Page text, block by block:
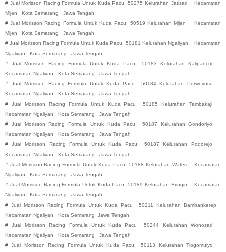
# Jual Morisson Racing Formula Untuk Kuda Pacu 50275 Kelurahan Jatisari
Kecamatan
Mijen
Kota Semarang
Jawa Tengah
# Jual Morisson Racing Formula Untuk Kuda Pacu 50519 Kelurahan Mijen
Kecamatan
Mijen
Kota Semarang
Jawa Tengah
# Jual Morisson Racing Formula Untuk Kuda Pacu 50181 Kelurahan Ngaliyan
Kecamatan
Ngaliyan
Kota Semarang
Jawa Tengah
#
Jual Morisson Racing Formula Untuk Kuda Pacu
50183 Kelurahan Kalipancur
Kecamatan Ngaliyan
Kota Semarang
Jawa Tengah
#
Jual Morisson Racing Formula Untuk Kuda Pacu
50184 Kelurahan Purwoyoso
Kecamatan Ngaliyan
Kota Semarang
Jawa Tengah
#
Jual Morisson Racing Formula Untuk Kuda Pacu
50185 Kelurahan Tambakaji
Kecamatan Ngaliyan
Kota Semarang
Jawa Tengah
#
Jual Morisson Racing Formula Untuk Kuda Pacu
50187 Kelurahan Gondoriyo
Kecamatan Ngaliyan
Kota Semarang
Jawa Tengah
#
Jual Morisson Racing Formula Untuk Kuda Pacu
50187 Kelurahan Podorejo
Kecamatan Ngaliyan
Kota Semarang
Jawa Tengah
# Jual Morisson Racing Formula Untuk Kuda Pacu 50188 Kelurahan Wates
Kecamatan
Ngaliyan
Kota Semarang
Jawa Tengah
# Jual Morisson Racing Formula Untuk Kuda Pacu 50189 Kelurahan Bringin
Kecamatan
Ngaliyan
Kota Semarang
Jawa Tengah
# Jual Morisson Racing Formula Untuk Kuda Pacu
50211 Kelurahan Bambankerep
Kecamatan Ngaliyan
Kota Semarang
Jawa Tengah
#
Jual Morisson Racing Formula Untuk Kuda Pacu
50244 Kelurahan Wonosari
Kecamatan Ngaliyan
Kota Semarang
Jawa Tengah
# Jual Morisson Racing Formula Untuk Kuda Pacu
50113 Kelurahan Tlogomulyo